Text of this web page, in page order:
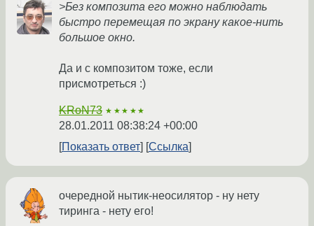
>Без композита его можно наблюдать
быстро перемещая по экрану какое-нить
большое окно.
Да и с композитом тоже, если
присмотреться :)
KRoN73 ★★★★★
28.01.2011 08:38:24 +00:00
Показать ответ
Ссылка
очередной нытик-неосилятор - ну нету
тиринга - нету его!